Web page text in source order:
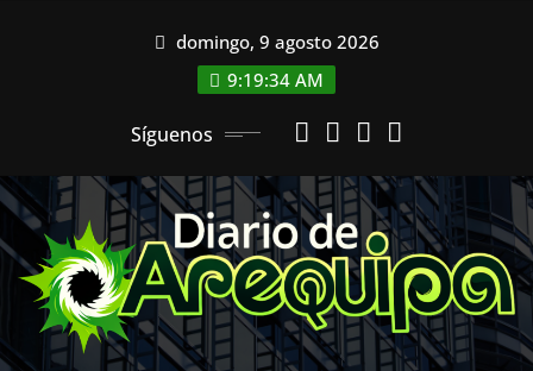
domingo, 9 agosto 2026
9:19:35 AM
Síguenos